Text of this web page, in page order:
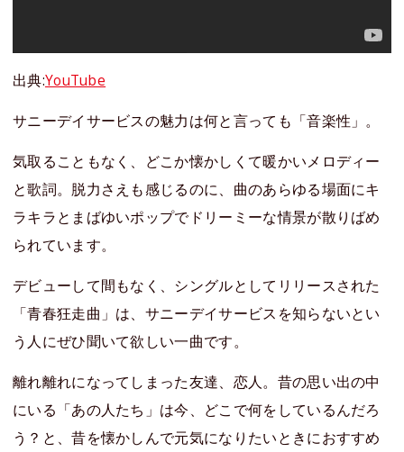
出典:YouTube
サニーデイサービスの魅力は何と言っても「音楽性」。
気取ることもなく、どこか懐かしくて暖かいメロディー
と歌詞。脱力さえも感じるのに、曲のあらゆる場面にキ
ラキラとまばゆいポップでドリーミーな情景が散りばめ
られています。
デビューして間もなく、シングルとしてリリースされた
「青春狂走曲」は、サニーデイサービスを知らないとい
う人にぜひ聞いて欲しい一曲です。
離れ離れになってしまった友達、恋人。昔の思い出の中
にいる「あの人たち」は今、どこで何をしているんだろ
う？と、昔を懐かしんで元気になりたいときにおすすめ